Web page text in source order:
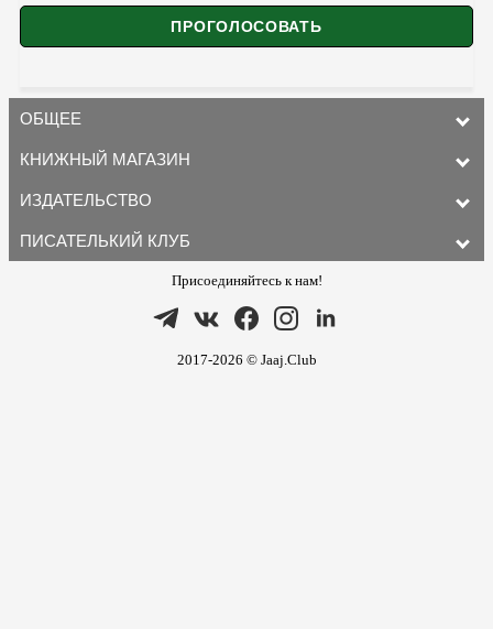
ОБЩЕЕ
КНИЖНЫЙ МАГАЗИН
ИЗДАТЕЛЬСТВО
ПИСАТЕЛЬКИЙ КЛУБ
Присоединяйтесь к нам!
2017-2026 © Jaaj.Club